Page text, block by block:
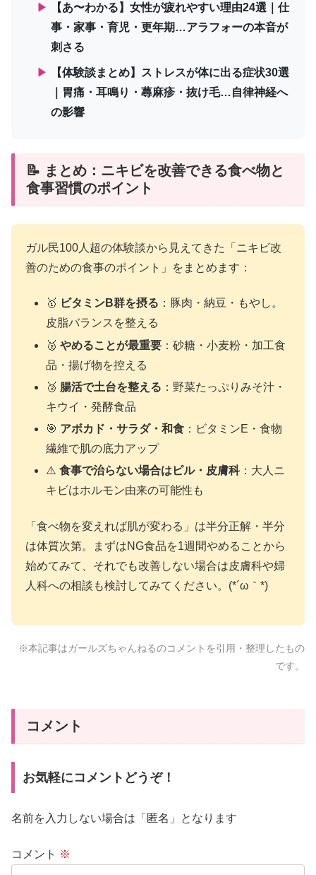
▶
【あ〜わかる】女性が疲れやすい理由24選｜仕
事・家事・育児・更年期…アラフォーの本音が
刺さる
▶
【体験談まとめ】ストレスが体に出る症状30選
｜胃痛・耳鳴り・蕁麻疹・抜け毛…自律神経へ
の影響
📝 まとめ：ニキビを改善できる食べ物と
食事習慣のポイント
ガル民100人超の体験談から見えてきた「ニキビ改
善のための食事のポイント」をまとめます：
🥇 ビタミンB群を摂る ：豚肉・納豆・もやし。
皮脂バランスを整える
🥈やめることが最重要 ：砂糖・小麦粉・加工食
品・揚げ物を控える
🥉 腸活で土台を整える ：野菜たっぷりみそ汁・
キウイ・発酵食品
🎯 アボカド・サラダ・和食 ：ビタミンE・食物
繊維で肌の底力アップ
⚠️食事で治らない場合はピル・皮膚科：大人ニ
キビはホルモン由来の可能性も
「食べ物を変えれば肌が変わる」は半分正解・半分
は体質次第。まずはNG食品を1週間やめることから
始めてみて、それでも改善しない場合は皮膚科や婦
人科への相談も検討してみてください。(*´ω｀*)
※本記事はガールズちゃんねるのコメントを引用・整理したもの
です。
コメント
お気軽にコメントどうぞ！
名前を入力しない場合は「匿名」となります
コメント ※